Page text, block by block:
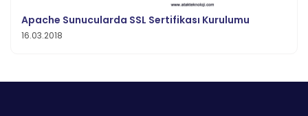
Apache Sunucularda SSL Sertifikası Kurulumu
16.03.2018